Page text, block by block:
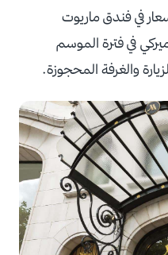
في فندق ماريوت
من 600 دولار أميركي في فترة الموسم
والغرفة المحجوزة.